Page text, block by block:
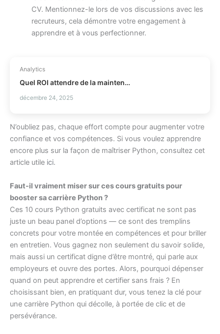
CV. Mentionnez-le lors de vos discussions avec les
recruteurs, cela démontre votre engagement à
apprendre et à vous perfectionner.
Analytics
Quel ROI attendre de la maintenance prédictive ?
décembre 24, 2025
N’oubliez pas, chaque effort compte pour augmenter votre
confiance et vos compétences. Si vous voulez apprendre
encore plus sur la façon de maîtriser Python, consultez cet
article utile ici.
Faut-il vraiment miser sur ces cours gratuits pour
booster sa carrière Python ?
Ces 10 cours Python gratuits avec certificat ne sont pas
juste un beau panel d’options — ce sont des tremplins
concrets pour votre montée en compétences et pour briller
en entretien. Vous gagnez non seulement du savoir solide,
mais aussi un certificat digne d’être montré, qui parle aux
employeurs et ouvre des portes. Alors, pourquoi dépenser
quand on peut apprendre et certifier sans frais ? En
choisissant bien, en pratiquant dur, vous tenez la clé pour
une carrière Python qui décolle, à portée de clic et de
persévérance.